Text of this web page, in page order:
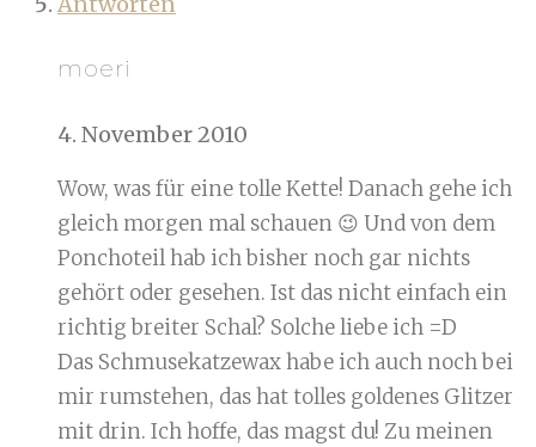
moeri
4. November 2010
Wow, was für eine tolle Kette! Danach gehe ich
gleich morgen mal schauen 😉 Und von dem
Ponchoteil hab ich bisher noch gar nichts
gehört oder gesehen. Ist das nicht einfach ein
richtig breiter Schal? Solche liebe ich =D
Das Schmusekatzewax habe ich auch noch bei
mir rumstehen, das hat tolles goldenes Glitzer
mit drin. Ich hoffe, das magst du! Zu meinen